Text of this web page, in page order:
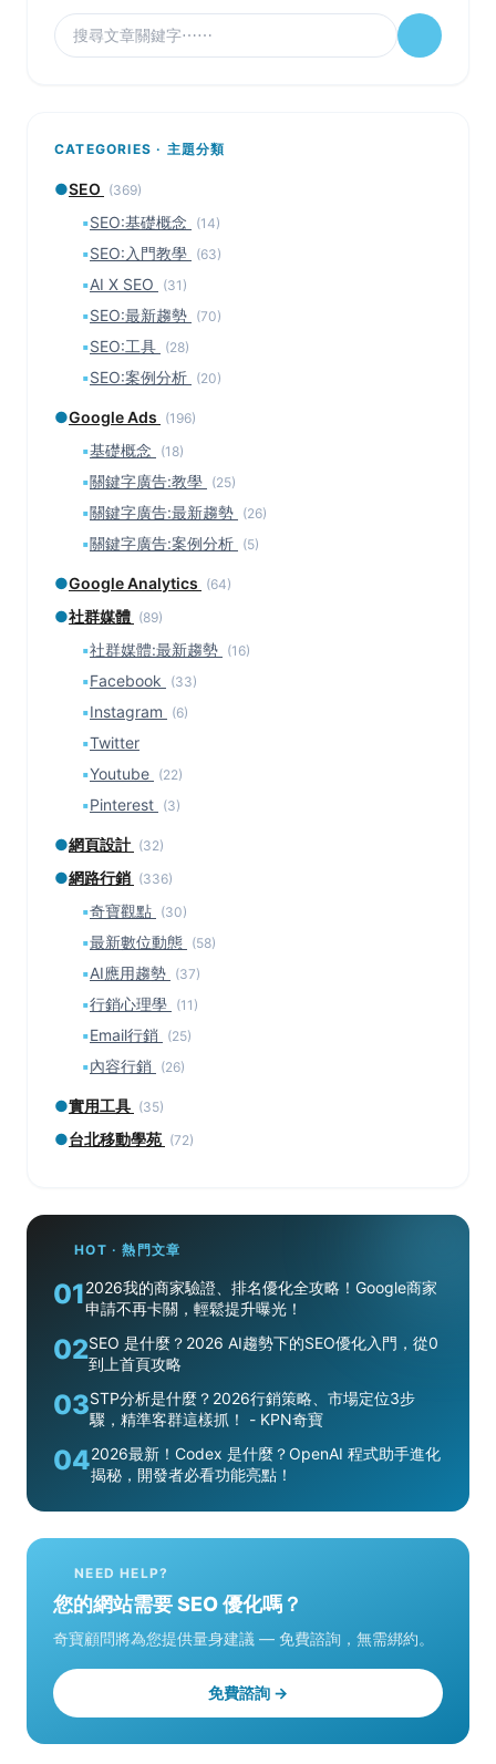
CATEGORIES · 主題分類
●SEO (369)
▪SEO:基礎概念 (14)
▪SEO:入門教學 (63)
▪AI X SEO (31)
▪SEO:最新趨勢 (70)
▪SEO:工具 (28)
▪SEO:案例分析 (20)
●Google Ads (196)
▪基礎概念 (18)
▪關鍵字廣告:教學 (25)
▪關鍵字廣告:最新趨勢 (26)
▪關鍵字廣告:案例分析 (5)
●Google Analytics (64)
●社群媒體 (89)
▪社群媒體:最新趨勢 (16)
▪Facebook (33)
▪Instagram (6)
▪Twitter
▪Youtube (22)
▪Pinterest (3)
●網頁設計 (32)
●網路行銷 (336)
▪奇寶觀點 (30)
▪最新數位動態 (58)
▪AI應用趨勢 (37)
▪行銷心理學 (11)
▪Email行銷 (25)
▪內容行銷 (26)
●實用工具 (35)
●台北移動學苑 (72)
HOT · 熱門文章
012026我的商家驗證、排名優化全攻略！Google商家
申請不再卡關，輕鬆提升曝光！
02SEO 是什麼？2026 AI趨勢下的SEO優化入門，從0
到上首頁攻略
03STP分析是什麼？2026行銷策略、市場定位3步
驟，精準客群這樣抓！ - KPN奇寶
042026最新！Codex 是什麼？OpenAI 程式助手進化
揭秘，開發者必看功能亮點！
NEED HELP?
您的網站需要 SEO 優化嗎？
奇寶顧問將為您提供量身建議 — 免費諮詢，無需綁約。
免費諮詢 →